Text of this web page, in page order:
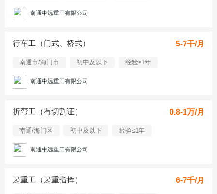
南通中远重工有限公司
行车工（门式、桥式） 5-7千/月
南通市/海门市 初中及以下 经验≥1年
南通中远重工有限公司
折弯工（有切割证） 0.8-1万/月
南通/海门区 初中及以下 经验≤1年
南通中远重工有限公司
起重工（起重指挥） 6-7千/月